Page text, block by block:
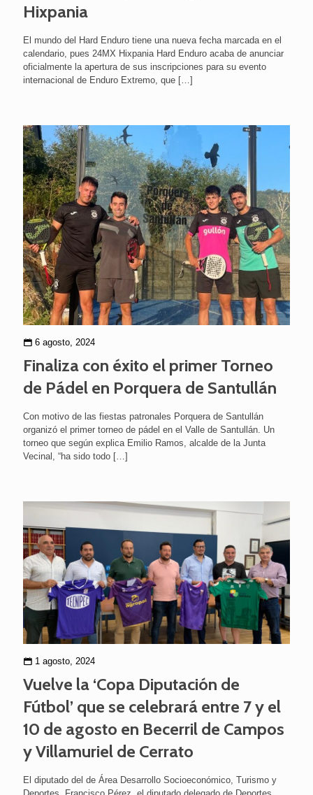
Hixpania
El mundo del Hard Enduro tiene una nueva fecha marcada en el
calendario, pues 24MX Hixpania Hard Enduro acaba de anunciar
oficialmente la apertura de sus inscripciones para su evento
internacional de Enduro Extremo, que […]
6 agosto, 2024
Finaliza con éxito el primer Torneo
de Pádel en Porquera de Santullán
Con motivo de las fiestas patronales Porquera de Santullán
organizó el primer torneo de pádel en el Valle de Santullán. Un
torneo que según explica Emilio Ramos, alcalde de la Junta
Vecinal, “ha sido todo […]
1 agosto, 2024
Vuelve la ‘Copa Diputación de
Fútbol’ que se celebrará entre 7 y el
10 de agosto en Becerril de Campos
y Villamuriel de Cerrato
El diputado del de Área Desarrollo Socioeconómico, Turismo y